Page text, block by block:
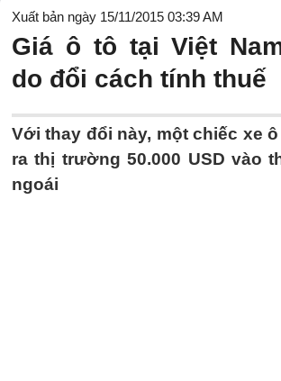
Xuất bản ngày 15/11/2015 03:39 AM
Giá ô tô tại Việt
do đổi cách tính thuế
Với thay đổi này, một chiếc xe
ra thị trường 50.000 USD vào
ngoái